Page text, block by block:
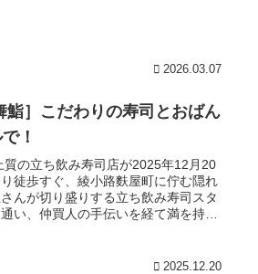
2026.03.07
鮨］こだわりの寿司とおばん
！
の立ち飲み寿司店が2025年12月20
徒歩すぐ、綾小路麩屋町に佇む隠れ
んが切り盛りする立ち飲み寿司スタ
い、仲買人の手伝いを経て満を持じ
い地元青森の地酒とともに味わえま
2025.12.20